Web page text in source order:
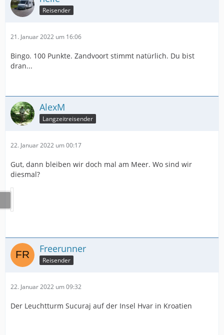
Reisender
21. Januar 2022 um 16:06
Bingo. 100 Punkte. Zandvoort stimmt natürlich. Du bist
dran...
AlexM
Langzeitreisender
22. Januar 2022 um 00:17
Gut, dann bleiben wir doch mal am Meer. Wo sind wir
diesmal?
Freerunner
Reisender
22. Januar 2022 um 09:32
Der Leuchtturm Sucuraj auf der Insel Hvar in Kroatien